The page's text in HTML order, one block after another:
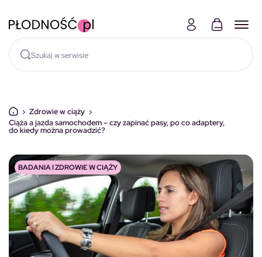
› Zdrowie w ciąży ›
Ciąża a jazda samochodem – czy zapinać pasy, po co adaptery,
do kiedy można prowadzić?
BADANIA I ZDROWIE W CIĄŻY